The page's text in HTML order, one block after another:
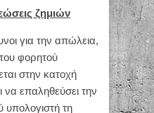
ζημιών
για την απώλεια,
φορητού
στην κατοχή
επαληθεύσει την
υπολογιστή τη